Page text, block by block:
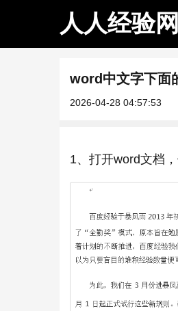
人人经验网
word中文字下面
2026-04-28 04:57:53
1、打开word文档